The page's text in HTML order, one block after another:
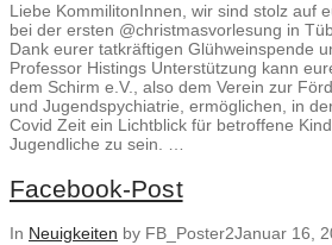
Liebe KommilitonInnen, wir sind stolz auf
bei der ersten @christmasvorlesung in
Dank eurer tatkräftigen Glühweinspende
Professor Histings Unterstützung kann
dem Schirm e.V., also dem Verein zur
und Jugendspychiatrie, ermöglichen, in
Covid Zeit ein Lichtblick für betroffene
Jugendliche zu sein. …
Facebook-Post
In Neuigkeiten by FB_Poster2Januar 16,